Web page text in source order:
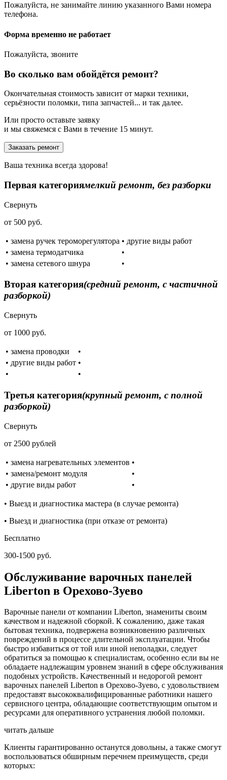
Пожалуйста, не занимайте линию указанного Вами номера
телефона.
Форма временно не работает
Пожалуйста, звоните
Во сколько вам обойдётся ремонт?
Окончательная стоимость зависит от марки техники,
серьёзности поломки, типа запчастей... и так далее.
Или просто оставьте заявку
и мы свяжемся с Вами в течение 15 минут.
Заказать ремонт
Ваша техника всегда здорова!
Первая категориямелкий ремонт, без разборки
Свернуть
от 500 руб.
• замена ручек тероморегулятора • другие виды работ
• замена термодатчика
•
• замена сетевого шнура
•
Вторая категория(средний ремонт, с частичной
разборкой)
Свернуть
от 1000 руб.
• замена проводки
•
• другие виды работ •
•
•
Третья категория(крупный ремонт, с полной
разборкой)
Свернуть
от 2500 рублей
• замена нагревательных элементов •
• замена/ремонт модуля
•
• другие виды работ
•
• Выезд и диагностика мастера (в случае ремонта)
• Выезд и диагностика (при отказе от ремонта)
Бесплатно
300-1500 руб.
Обслуживание варочных панелей
Liberton в Орехово-Зуево
Варочные панели от компании Liberton, знамениты своим
качеством и надежной сборкой. К сожалению, даже такая
бытовая техника, подвержена возникновению различных
повреждений в процессе длительной эксплуатации. Чтобы
быстро избавиться от той или иной неполадки, следует
обратиться за помощью к специалистам, особенно если вы не
обладаете надлежащим уровнем знаний в сфере обслуживания
подобных устройств. Качественный и недорогой ремонт
варочных панелей Liberton в Орехово-Зуево, с удовольствием
предоставят высококвалифицированные работники нашего
сервисного центра, обладающие соответствующим опытом и
ресурсами для оперативного устранения любой поломки.
читать дальше
Клиенты гарантированно останутся довольны, а также смогут
воспользоваться обширным перечнем преимуществ, среди
которых: